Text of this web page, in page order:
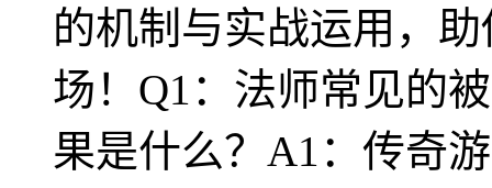
的机制与实战运用，
场！Q1：法师常见的
果是什么？A1：传奇